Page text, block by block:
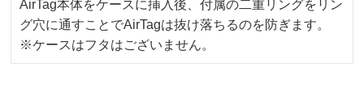
AirTag本体をケースに挿入後、付属の二重リングをリン
グ穴に通すことでAirTagは抜け落ちるのを防ぎます。
※ケースはフタはございません。